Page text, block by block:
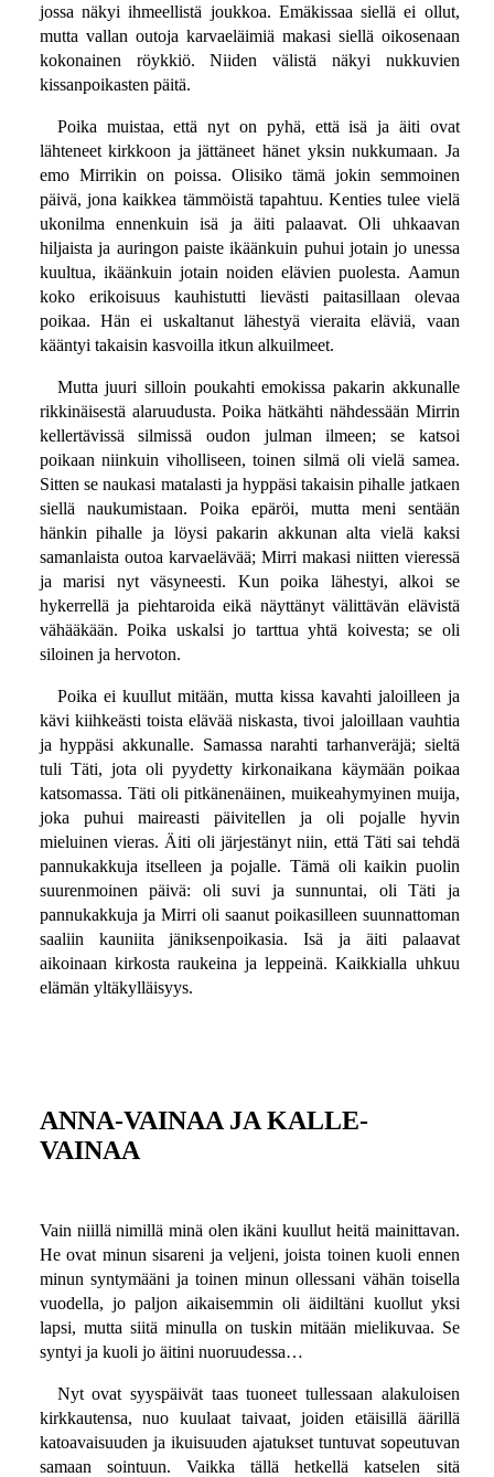
jossa näkyi ihmeellistä joukkoa. Emäkissaa siellä ei ollut,
mutta vallan outoja karvaeläimiä makasi siellä oikosenaan
kokonainen röykkiö. Niiden välistä näkyi nukkuvien
kissanpoikasten päitä.
Poika muistaa, että nyt on pyhä, että isä ja äiti ovat
lähteneet kirkkoon ja jättäneet hänet yksin nukkumaan. Ja
emo Mirrikin on poissa. Olisiko tämä jokin semmoinen
päivä, jona kaikkea tämmöistä tapahtuu. Kenties tulee vielä
ukonilma ennenkuin isä ja äiti palaavat. Oli uhkaavan
hiljaista ja auringon paiste ikäänkuin puhui jotain jo unessa
kuultua, ikäänkuin jotain noiden elävien puolesta. Aamun
koko erikoisuus kauhistutti lievästi paitasillaan olevaa
poikaa. Hän ei uskaltanut lähestyä vieraita eläviä, vaan
kääntyi takaisin kasvoilla itkun alkuilmeet.
Mutta juuri silloin poukahti emokissa pakarin akkunalle
rikkinäisestä alaruudusta. Poika hätkähti nähdessään Mirrin
kellertävissä silmissä oudon julman ilmeen; se katsoi
poikaan niinkuin viholliseen, toinen silmä oli vielä samea.
Sitten se naukasi matalasti ja hyppäsi takaisin pihalle jatkaen
siellä naukumistaan. Poika epäröi, mutta meni sentään
hänkin pihalle ja löysi pakarin akkunan alta vielä kaksi
samanlaista outoa karvaelävää; Mirri makasi niitten vieressä
ja marisi nyt väsyneesti. Kun poika lähestyi, alkoi se
hykerrellä ja piehtaroida eikä näyttänyt välittävän elävistä
vähääkään. Poika uskalsi jo tarttua yhtä koivesta; se oli
siloinen ja hervoton.
Poika ei kuullut mitään, mutta kissa kavahti jaloilleen ja
kävi kiihkeästi toista elävää niskasta, tivoi jaloillaan vauhtia
ja hyppäsi akkunalle. Samassa narahti tarhanveräjä; sieltä
tuli Täti, jota oli pyydetty kirkonaikana käymään poikaa
katsomassa. Täti oli pitkänenäinen, muikeahymyinen muija,
joka puhui maireasti päivitellen ja oli pojalle hyvin
mieluinen vieras. Äiti oli järjestänyt niin, että Täti sai tehdä
pannukakkuja itselleen ja pojalle. Tämä oli kaikin puolin
suurenmoinen päivä: oli suvi ja sunnuntai, oli Täti ja
pannukakkuja ja Mirri oli saanut poikasilleen suunnattoman
saaliin kauniita jäniksenpoikasia. Isä ja äiti palaavat
aikoinaan kirkosta raukeina ja leppeinä. Kaikkialla uhkuu
elämän yltäkylläisyys.
ANNA-VAINAA JA KALLE-
VAINAA
Vain niillä nimillä minä olen ikäni kuullut heitä mainittavan.
He ovat minun sisareni ja veljeni, joista toinen kuoli ennen
minun syntymääni ja toinen minun ollessani vähän toisella
vuodella, jo paljon aikaisemmin oli äidiltäni kuollut yksi
lapsi, mutta siitä minulla on tuskin mitään mielikuvaa. Se
syntyi ja kuoli jo äitini nuoruudessa…
Nyt ovat syyspäivät taas tuoneet tullessaan alakuloisen
kirkkautensa, nuo kuulaat taivaat, joiden etäisillä äärillä
katoavaisuuden ja ikuisuuden ajatukset tuntuvat sopeutuvan
samaan sointuun. Vaikka tällä hetkellä katselen sitä